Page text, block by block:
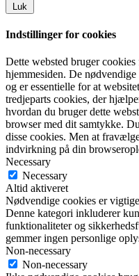
Luk
Indstillinger for cookies
Dette websted bruger
hjemmesiden. De
og er essentielle for at
tredjeparts cookies, der
hvordan du bruger dette
browser med dit samtykke.
disse cookies. Men at
indvirkning på din
Necessary
Necessary
Altid aktiveret
Nødvendige cookies er
Denne kategori inkluderer
funktionaliteter og
gemmer ingen personlige
Non-necessary
Non-necessary